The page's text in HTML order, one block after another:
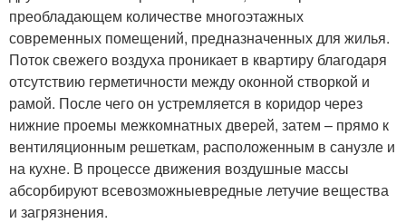
преобладающем количестве многоэтажных
современных помещений, предназначенных для жилья.
Поток свежего воздуха проникает в квартиру благодаря
отсутствию герметичности между оконной створкой и
рамой. После чего он устремляется в коридор через
нижние проемы межкомнатных дверей, затем – прямо к
вентиляционным решеткам, расположенным в санузле и
на кухне. В процессе движения воздушные массы
абсорбируют всевозможныевредные летучие вещества
и загрязнения.